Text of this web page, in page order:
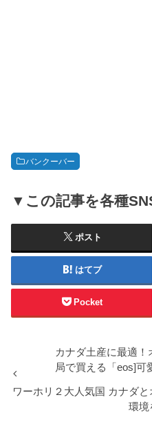
バンクーバー
▼この記事を各種
ポスト
はてブ
Pocket
カナダ土産に最適
局で買える「eos]可
ワーホリ２大人気国 カナダ
環境